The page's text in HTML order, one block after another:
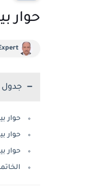
حوار
جدول
حوار
حوار
حوار